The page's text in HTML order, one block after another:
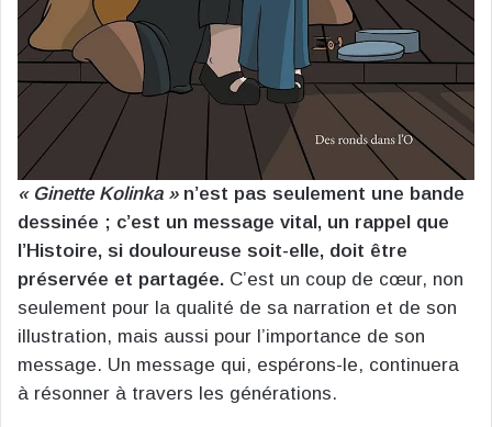
« Ginette Kolinka »n’est pas seulement une bande
dessinée ; c’est un message vital, un rappel que
l’Histoire, si douloureuse soit-elle, doit être
préservée et partagée. C’est un coup de cœur, non
seulement pour la qualité de sa narration et de son
illustration, mais aussi pour l’importance de son
message. Un message qui, espérons-le, continuera
à résonner à travers les générations.